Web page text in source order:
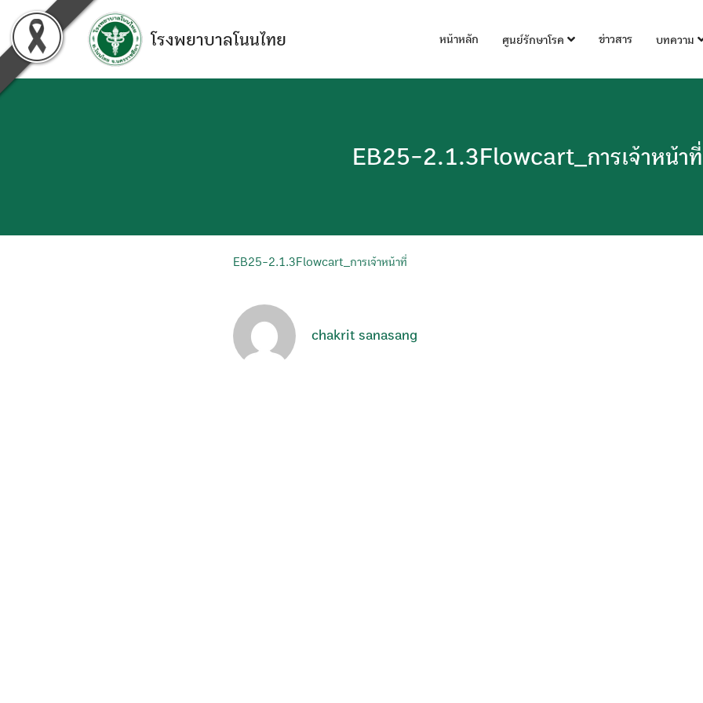
content
โรงพยาบาลโนนไทย หน้าหลัก ศูนย์รักษาโรค ข่าวสาร บทความ
EB25-2.1.3Flowcart_การเจ้าหน้าที่
EB25-2.1.3Flowcart_การเจ้าหน้าที่
chakrit sanasang